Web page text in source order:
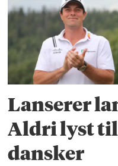
Lanserer
Aldri lyst til
dansker